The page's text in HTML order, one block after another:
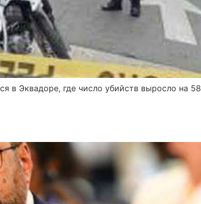
в Эквадоре, где число убийств выросло на 58